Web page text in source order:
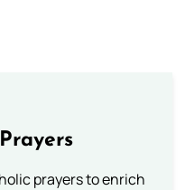
prayers to enrich